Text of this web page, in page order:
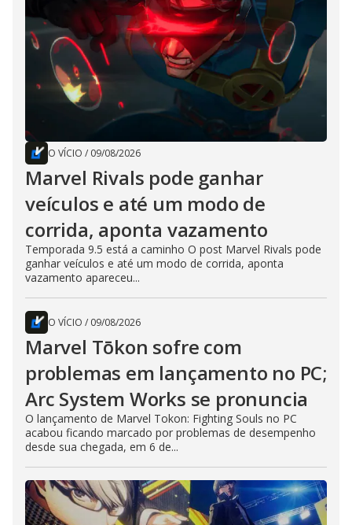
O VÍCIO / 09/08/2026
Marvel Rivals pode ganhar
veículos e até um modo de
corrida, aponta vazamento
Temporada 9.5 está a caminho O post Marvel Rivals pode
ganhar veículos e até um modo de corrida, aponta
vazamento apareceu...
O VÍCIO / 09/08/2026
Marvel Tōkon sofre com
problemas em lançamento no PC;
Arc System Works se pronuncia
O lançamento de Marvel Tokon: Fighting Souls no PC
acabou ficando marcado por problemas de desempenho
desde sua chegada, em 6 de...